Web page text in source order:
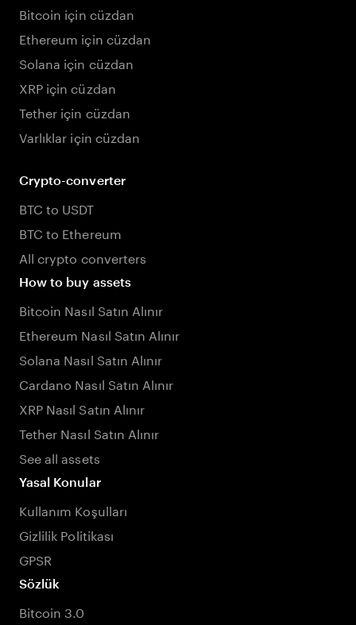
Bitcoin için cüzdan
Ethereum için cüzdan
Solana için cüzdan
XRP için cüzdan
Tether için cüzdan
Varlıklar için cüzdan
Crypto-converter
BTC to USDT
BTC to Ethereum
All crypto converters
How to buy assets
Bitcoin Nasıl Satın Alınır
Ethereum Nasıl Satın Alınır
Solana Nasıl Satın Alınır
Cardano Nasıl Satın Alınır
XRP Nasıl Satın Alınır
Tether Nasıl Satın Alınır
See all assets
Yasal Konular
Kullanım Koşulları
Gizlilik Politikası
GPSR
Sözlük
Bitcoin 3.0